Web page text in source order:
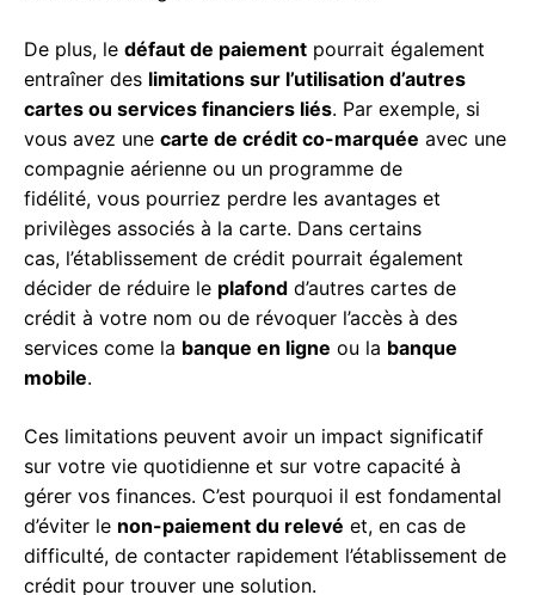
De plus, le défaut de paiement pourrait également
entraîner des limitations sur l’utilisation d’autres
cartes ou services financiers liés. Par exemple, si
vous avez une carte de crédit co-marquée avec une
compagnie aérienne ou un programme de
fidélité, vous pourriez perdre les avantages et
privilèges associés à la carte. Dans certains
cas, l’établissement de crédit pourrait également
décider de réduire le plafond d’autres cartes de
crédit à votre nom ou de révoquer l’accès à des
services come la banque en ligne ou la banque
mobile.
Ces limitations peuvent avoir un impact significatif
sur votre vie quotidienne et sur votre capacité à
gérer vos finances. C’est pourquoi il est fondamental
d’éviter le non-paiement du relevé et, en cas de
difficulté, de contacter rapidement l’établissement de
crédit pour trouver une solution.